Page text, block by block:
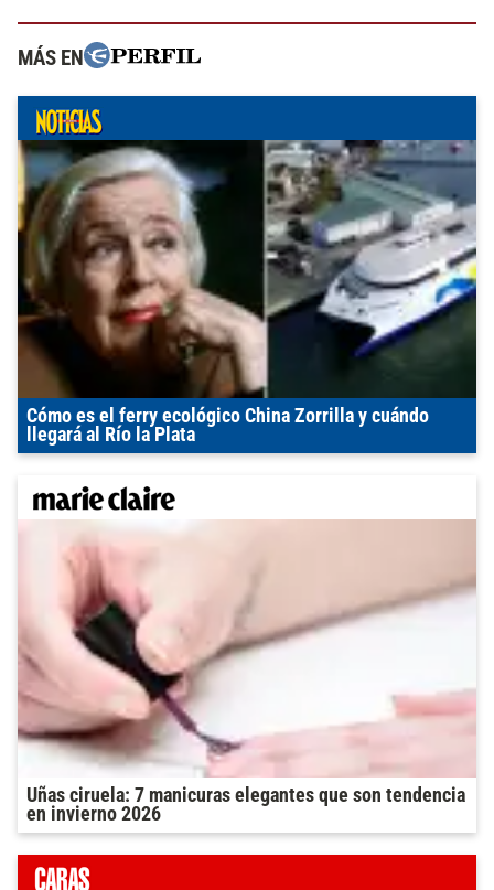
MÁS EN
Cómo es el ferry ecológico China Zorrilla y cuándo
llegará al Río la Plata
Uñas ciruela: 7 manicuras elegantes que son tendencia
en invierno 2026